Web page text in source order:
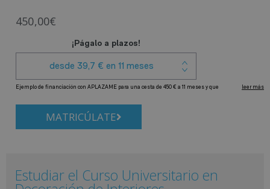
450,00€
MATRICÚLATE
Estudiar el Curso Universitario en